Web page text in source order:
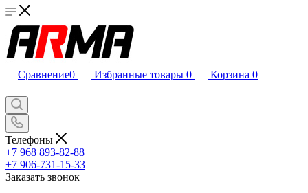
Сравнение0 Избранные товары 0 Корзина 0
Телефоны
+7 968 893-82-88
+7 906-731-15-33
Заказать звонок